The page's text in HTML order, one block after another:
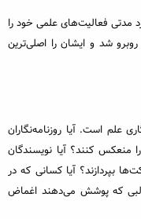
مدتی فعالیت‌های علمی خود را
شد و ایشان را اصلی‌ترین
علم است. آیا روزنامه‌نگاران
منعکس کنند؟ آیا نویسندگان
بپردازند؟ آیا کسانی که در
که پوشش می‌دهند اغماض